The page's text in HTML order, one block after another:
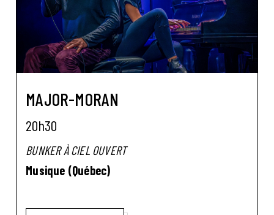
MAJOR-MORAN
20h30
BUNKER À CIEL OUVERT
Musique (Québec)